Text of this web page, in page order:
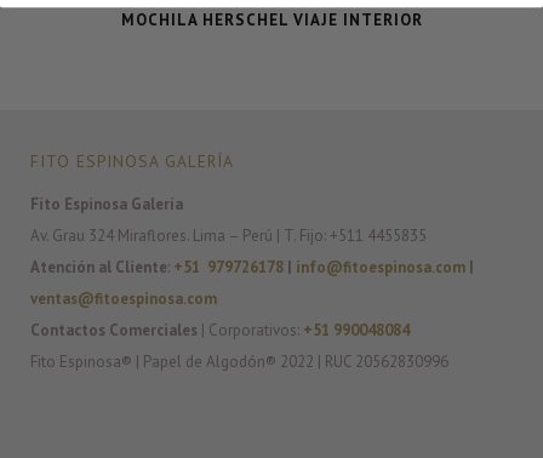
MOCHILA HERSCHEL VIAJE INTERIOR
FITO ESPINOSA GALERÍA
Fito Espinosa Galería
Av. Grau 324 Miraflores. Lima – Perú | T. Fijo: +511 4455835
Atención al Cliente: +51 979726178 | info@fitoespinosa.com |
ventas@fitoespinosa.com
Contactos Comerciales | Corporativos: +51 990048084
Fito Espinosa® | Papel de Algodón® 2022 | RUC 20562830996